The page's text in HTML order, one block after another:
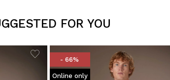
FOR YOU
- 66%
Online only